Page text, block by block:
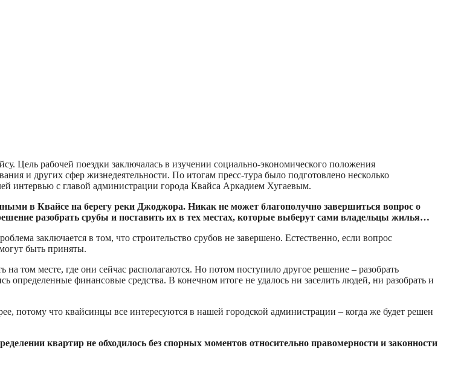
Цель рабочей поездки заключалась в изучении социально-экономического положения
и других сфер жизнедеятельности. По итогам пресс-тура было подготовлено несколько
интервью с главой администрации города Квайса Аркадием Хугаевым.
в Квайсе на берегу реки Джоджора. Никак не может благополучно завершиться вопрос о
разобрать срубы и поставить их в тех местах, которые выберут сами владельцы жилья…
заключается в том, что строительство срубов не завершено. Естественно, если вопрос
быть приняты.
том месте, где они сейчас располагаются. Но потом поступило другое решение – разобрать
определенные финансовые средства. В конечном итоге не удалось ни заселить людей, ни разобрать и
потому что квайсинцы все интересуются в нашей городской администрации – когда же будет решен
квартир не обходилось без спорных моментов относительно правомерности и законности